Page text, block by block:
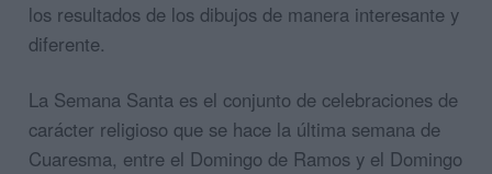
los resultados de los dibujos de manera interesante y
diferente.
La Semana Santa es el conjunto de celebraciones de
carácter religioso que se hace la última semana de
Cuaresma, entre el Domingo de Ramos y el Domingo